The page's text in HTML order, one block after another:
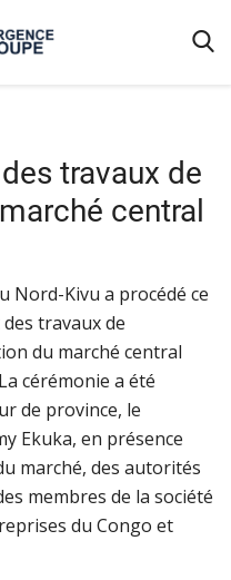
travaux de
central
Nord-Kivu a procédé ce
travaux de
du marché central
cérémonie a été
de province, le
Ekuka, en présence
marché, des autorités
membres de la société
du Congo et